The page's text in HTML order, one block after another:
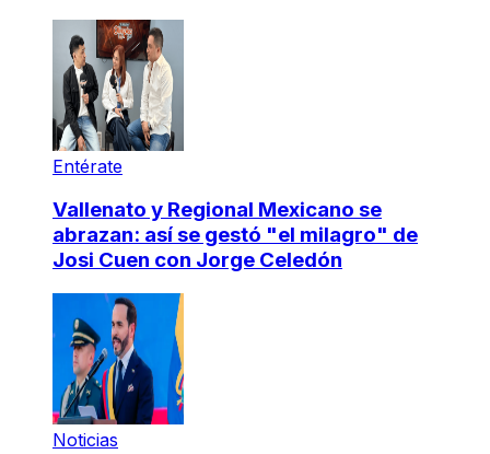
Entérate
Vallenato y Regional Mexicano se
abrazan: así se gestó "el milagro" de
Josi Cuen con Jorge Celedón
Noticias